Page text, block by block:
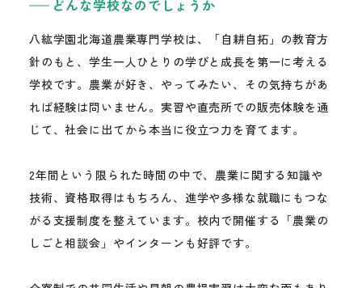
どんな学校なのでしょうか
八紘学園北海道農業専門学校は、「自耕自拓」の教育方
針のもと、学生一人ひとりの学びと成長を第一に考える
学校です。農業が好き、やってみたい、その気持ちがあ
れば経験は問いません。実習や直売所での販売体験を通
じて、社会に出てから本当に役立つ力を育てます。
2年間という限られた時間の中で、農業に関する知識や
技術、資格取得はもちろん、進学や多様な就職にもつな
がる支援制度を整えています。校内で開催する「農業の
しごと相談会」やインターンも好評です。